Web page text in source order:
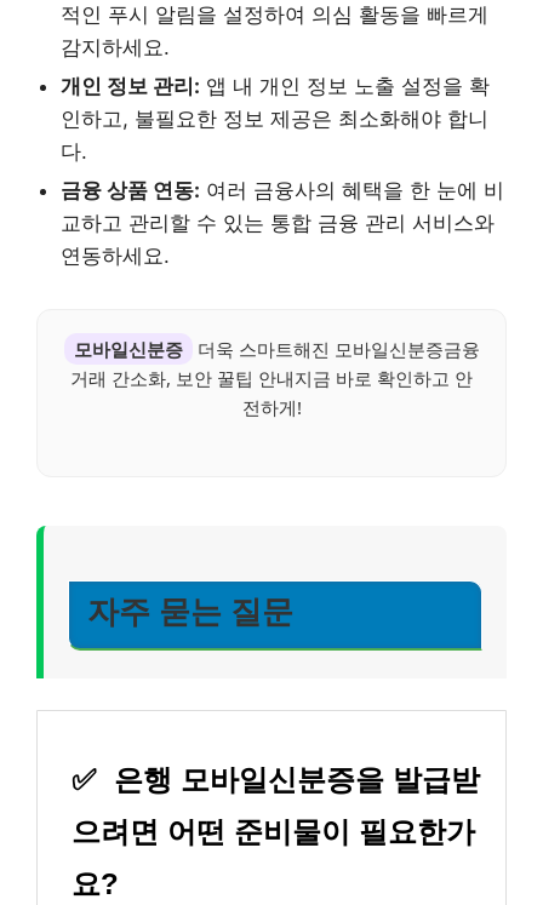
적인 푸시 알림을 설정하여 의심 활동을 빠르게
감지하세요.
개인 정보 관리: 앱 내 개인 정보 노출 설정을 확
인하고, 불필요한 정보 제공은 최소화해야 합니
다.
금융 상품 연동: 여러 금융사의 혜택을 한 눈에 비
교하고 관리할 수 있는 통합 금융 관리 서비스와
연동하세요.
모바일신분증
더욱 스마트해진 모바일신분증금융
거래 간소화, 보안 꿀팁 안내지금 바로 확인하고 안
전하게!
자주 묻는 질문
✅ 은행 모바일신분증을 발급받
으려면 어떤 준비물이 필요한가
요?